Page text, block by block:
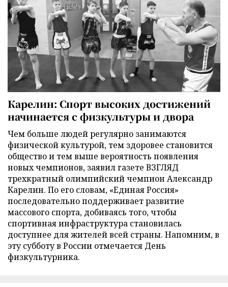
Карелин: Спорт высоких достижений
начинается с физкультуры и двора
Чем больше людей регулярно занимаются
физической культурой, тем здоровее становится
общество и тем выше вероятность появления
новых чемпионов, заявил газете ВЗГЛЯД
трехкратный олимпийский чемпион Александр
Карелин. По его словам, «Единая Россия»
последовательно поддерживает развитие
массового спорта, добиваясь того, чтобы
спортивная инфраструктура становилась
доступнее для жителей всей страны. Напомним, в
эту субботу в России отмечается День
физкультурника.